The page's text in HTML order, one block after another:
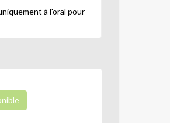
à l'oral pour